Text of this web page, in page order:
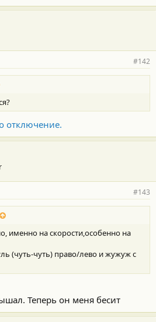
#142
отключение.
#143
именно на скорости,особенно на
(чуть-чуть) право/лево и жужуж с
Теперь он меня бесит